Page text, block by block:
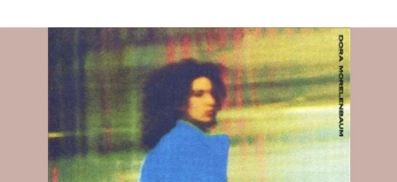
イベント・グッズ
YouTube
会社情報